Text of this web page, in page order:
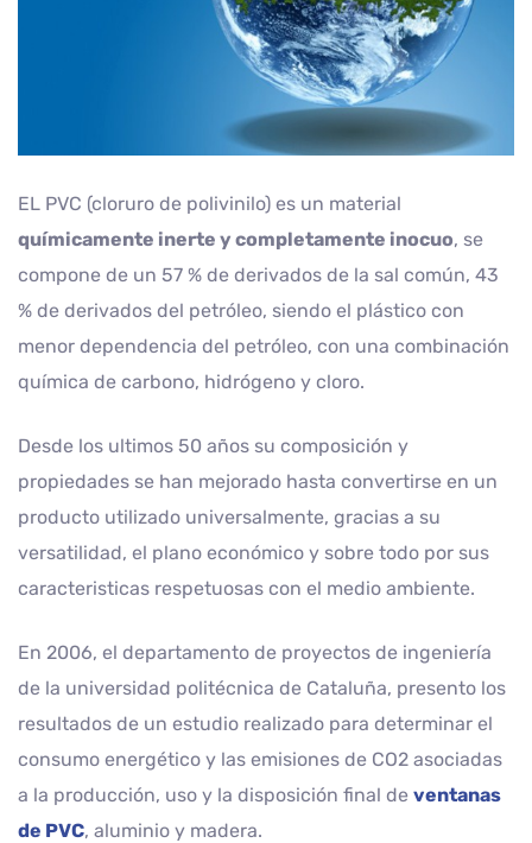
EL PVC (cloruro de polivinilo) es un material
químicamente inerte y completamente inocuo, se
compone de un 57 % de derivados de la sal común, 43
% de derivados del petróleo, siendo el plástico con
menor dependencia del petróleo, con una combinación
química de carbono, hidrógeno y cloro.
Desde los ultimos 50 años su composición y
propiedades se han mejorado hasta convertirse en un
producto utilizado universalmente, gracias a su
versatilidad, el plano económico y sobre todo por sus
caracteristicas respetuosas con el medio ambiente.
En 2006, el departamento de proyectos de ingeniería
de la universidad politécnica de Cataluña, presento los
resultados de un estudio realizado para determinar el
consumo energético y las emisiones de CO2 asociadas
a la producción, uso y la disposición final de ventanas
de PVC, aluminio y madera.